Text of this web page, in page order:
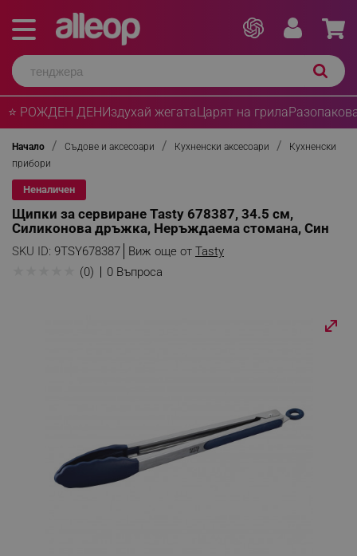
⭐ РОЖДЕН ДЕНИздухай жегатаЦарят на грила
Начало Съдове и аксесоари Кухненски аксесоари
Кухненски
прибори
Неналичен
Щипки за сервиране Tasty 678387, 34.5 см,
Силиконова дръжка, Неръждаема стомана, Син
SKU ID: 9TSY678387 Виж още от Tasty
(0) 0 Въпроса